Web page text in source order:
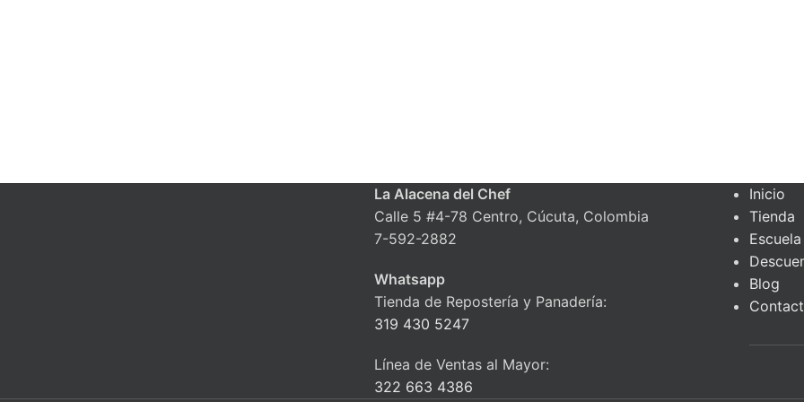
La Alacena del Chef
Calle 5 #4-78 Centro, Cúcuta, Colombia
7-592-2882
Whatsapp
Tienda de Repostería y Panadería:
319 430 5247
Línea de Ventas al Mayor:
322 663 4386
Inicio
Tienda
Blog